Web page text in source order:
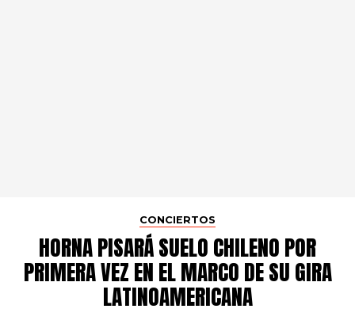
CONCIERTOS
HORNA PISARÁ SUELO CHILENO POR
PRIMERA VEZ EN EL MARCO DE SU GIRA
LATINOAMERICANA